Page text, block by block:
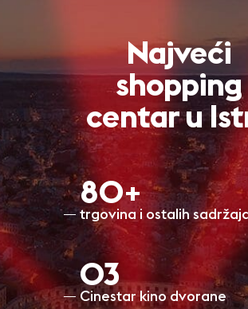
Najveći
shopping
centar u
80+
trgovina i ostalih
O3
Cinestar kino dvorane